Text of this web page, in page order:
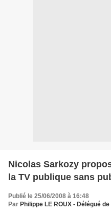
Nicolas Sarkozy
la TV publique sans
Publié le 25/06/2008 à 16:48
Par Philippe LE ROUX - Délégué